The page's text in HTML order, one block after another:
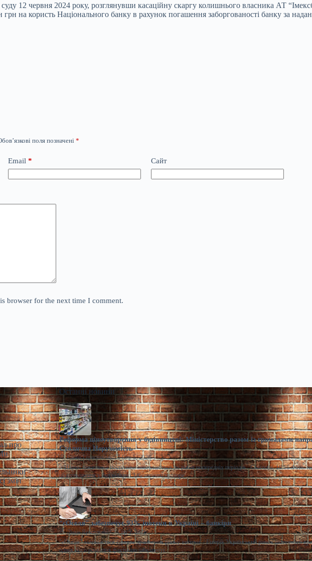
12 червня 2024 року, розглянувши касаційну скаргу колишнього власника АТ
грн на користь Національного банку в рахунок погашення заборгованості банку за
поля позначені *
Email * Сайт
browser for the next time I comment.
про
змін
Останні новини
Реформа ціноутворення у будівництві: Міністерство разом із громадами
Столична Нерухомість
Ганна Герасименко
Сер 5, 2026
> Наразі показники поступово повертаються до рівня попередніх періодів. Сьогодні, 18:16 Фото:
ціноутворення у будівництві Забезпечити прозоре
“єОселя” забезпечує 93% іпотеки в Україні – банкіри
Діана Ярмоленко
Сер 5, 2026
"єОселя" залишається єдиним драйвером ринку іпотеки. / Freepik Український ринок іпотечного
однак його розвиток фактично забезпечує